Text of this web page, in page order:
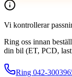
Vi kontrollerar
Ring oss innan
din bil (ET, PCD,
Ring 042-